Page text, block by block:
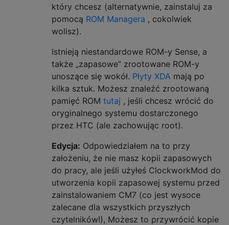
który chcesz (alternatywnie, zainstaluj za
pomocą ROM Managera , cokolwiek
wolisz).
Istnieją niestandardowe ROM-y Sense, a
także „zapasowe” zrootowane ROM-y
unoszące się wokół. Płyty XDA mają po
kilka sztuk. Możesz znaleźć zrootowaną
pamięć ROM tutaj , jeśli chcesz wrócić do
oryginalnego systemu dostarczonego
przez HTC (ale zachowując root).
Edycja: Odpowiedziałem na to przy
założeniu, że nie masz kopii zapasowych
do pracy, ale jeśli użyłeś ClockworkMod do
utworzenia kopii zapasowej systemu przed
zainstalowaniem CM7 (co jest wysoce
zalecane dla wszystkich przyszłych
czytelników!), Możesz to przywrócić kopie